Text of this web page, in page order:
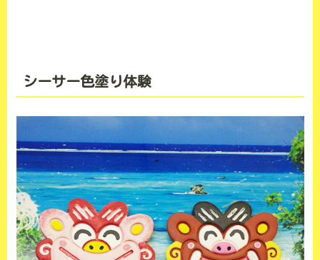
シーサー色塗り体験